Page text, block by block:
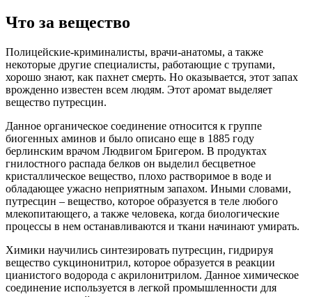
Что за вещество
Полицейские-криминалисты, врачи-анатомы, а также
некоторые другие специалисты, работающие с трупами,
хорошо знают, как пахнет смерть. Но оказывается, этот запах
врожденно известен всем людям. Этот аромат выделяет
вещество путресцин.
Данное органическое соединение относится к группе
биогенных аминов и было описано еще в 1885 году
берлинским врачом Людвигом Бригером. В продуктах
гнилостного распада белков он выделил бесцветное
кристаллическое вещество, плохо растворимое в воде и
обладающее ужасно неприятным запахом. Иными словами,
путресцин – вещество, которое образуется в теле любого
млекопитающего, а также человека, когда биологические
процессы в нем останавливаются и ткани начинают умирать.
Химики научились синтезировать путресцин, гидрируя
вещество сукцинонитрил, которое образуется в реакции
цианистого водорода с акрилонитрилом. Данное химическое
соединение используется в легкой промышленности для